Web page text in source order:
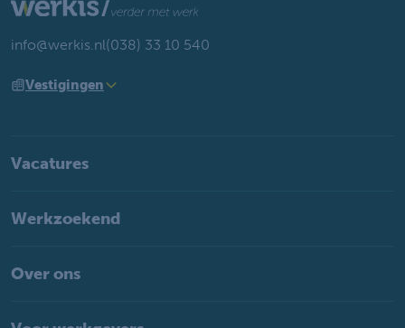
info@werkis.nl(038) 33 10 540
Vestigingen
Vacatures
Werkzoekend
Over ons